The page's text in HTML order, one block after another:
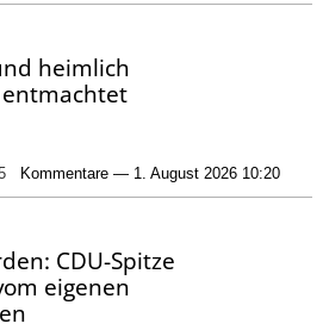
heimlich
Kommentare — 1. August 2026 10:20
CDU-Spitze
eigenen